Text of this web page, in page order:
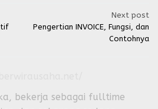
Next post
Pengertian INVOICE, Fungsi, dan
Contohnya
bekerja sebagai fulltime